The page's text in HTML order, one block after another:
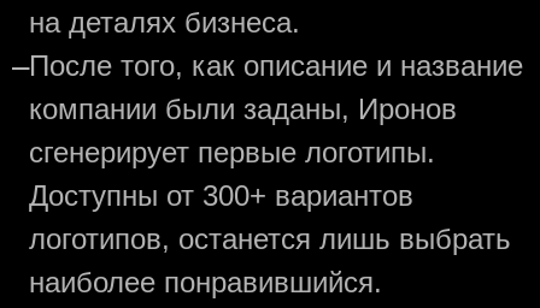
на деталях бизнеса.
—После того, как описание и название
компании были заданы, Иронов
сгенерирует первые логотипы.
Доступны от 300+ вариантов
логотипов, останется лишь выбрать
наиболее понравившийся.